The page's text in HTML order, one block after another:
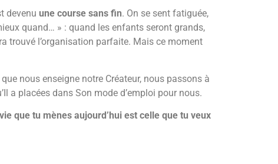
devenu une course sans fin. On se sent fatiguée,
quand… » : quand les enfants seront grands,
trouvé l’organisation parfaite. Mais ce moment
que nous enseigne notre Créateur, nous passons à
a placées dans Son mode d’emploi pour nous.
que tu mènes aujourd’hui est celle que tu veux